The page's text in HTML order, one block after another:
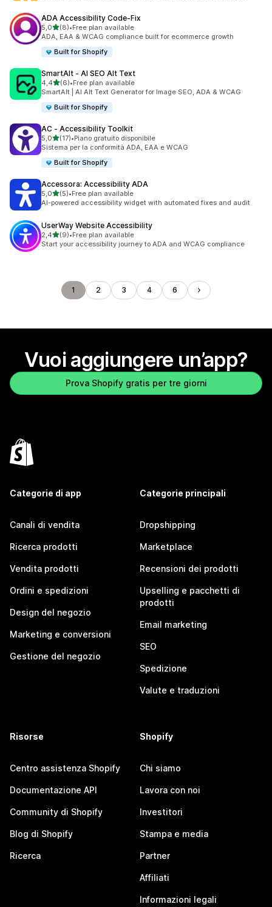
ADA Accessibility Code‑Fix
5,0stelle su 5
(8)
8 recensioni totali
•Free plan available
ADA, EAA & WCAG compliance built for ecommerce growth
Built for Shopify
SmartAlt ‑ AI SEO Alt Text
4,4stelle su 5
(6)
6 recensioni totali
•Free plan available
SmartAlt | AI Alt Text Generator for Image SEO, ADA & WCAG
Built for Shopify
AC ‑ Accessibility Toolkit
5,0stelle su 5
(17)
17 recensioni totali
•Piano gratuito disponibile
Sistema per la conformità ADA, EAA e WCAG
Built for Shopify
Accessora: Accessibility ADA
5,0stelle su 5
(5)
5 recensioni totali
•Free plan available
AI-powered accessibility widget with automated fixes and audit
UserWay Website Accessibility
2,4stelle su 5
(9)
9 recensioni totali
•Free plan available
Start your accessibility journey to ADA and WCAG compliance
1 2 3 4 6
Vuoi aggiungere un’app?
Prova Shopify gratis per tre giorni
Categorie di app
Canali di vendita
Ricerca prodotti
Vendita prodotti
Ordini e spedizioni
Design del negozio
Marketing e conversioni
Gestione del negozio
Categorie principali
Dropshipping
Marketplace
Recensioni dei prodotti
Upselling e pacchetti di
prodotti
Email marketing
SEO
Spedizione
Valute e traduzioni
Risorse
Centro assistenza Shopify
Documentazione API
Community di Shopify
Blog di Shopify
Ricerca
Shopify
Chi siamo
Lavora con noi
Investitori
Stampa e media
Partner
Affiliati
Informazioni legali